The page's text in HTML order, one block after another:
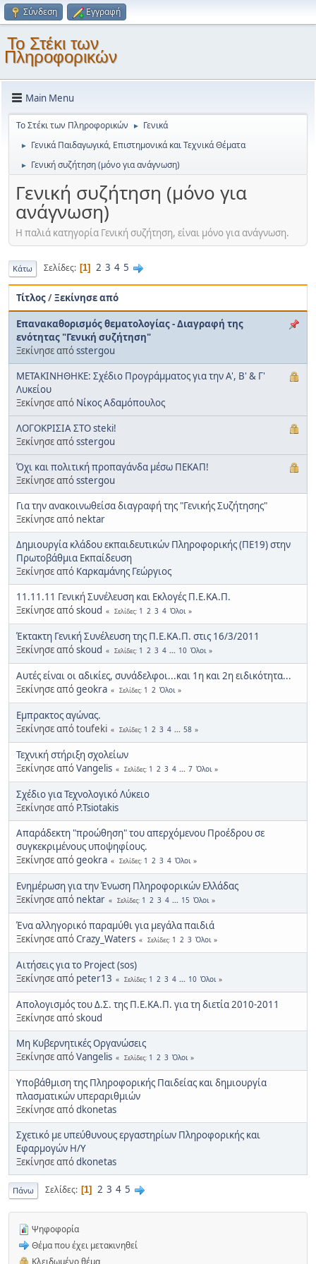
Σύνδεση Εγγραφή
Το Στέκι των
Πληροφορικών
Main Menu
Το Στέκι των Πληροφορικών ► Γενικά
► Γενικά Παιδαγωγικά, Επιστημονικά και Τεχνικά Θέματα
► Γενική συζήτηση (μόνο για ανάγνωση)
Γενική συζήτηση (μόνο για
ανάγνωση)
Η παλιά κατηγορία Γενική συζήτηση, είναι μόνο για ανάγνωση.
Κάτω Σελίδες 1 2 3 4 5
Τίτλος/Ξεκίνησε από
Επανακαθορισμός θεματολογίας - Διαγραφή της
ενότητας "Γενική συζήτηση"
Ξεκίνησε απόsstergou
ΜΕΤΑΚΙΝΗΘΗΚΕ: Σχέδιο Προγράμματος για την Α', Β' & Γ'
Λυκείου
Ξεκίνησε από Νίκος Αδαμόπουλος
ΛΟΓΟΚΡΙΣΙΑ ΣΤΟ steki!
Ξεκίνησε απόsstergou
Όχι και πολιτική προπαγάνδα μέσω ΠΕΚΑΠ!
Ξεκίνησε απόsstergou
Για την ανακοινωθείσα διαγραφή της "Γενικής Συζήτησης"
Ξεκίνησε από nektar
Δημιουργία κλάδου εκπαιδευτικών Πληροφορικής (ΠΕ19) στην
Πρωτοβάθμια Εκπαίδευση
Ξεκίνησε από Καρκαμάνης Γεώργιος
11.11.11 Γενική Συνέλευση και Εκλογές Π.Ε.ΚΑ.Π.
Ξεκίνησε απόskoud Σελίδες 1 2 3 4 Όλοι
Έκτακτη Γενική Συνέλευση της Π.Ε.ΚΑ.Π. στις 16/3/2011
Ξεκίνησε απόskoud Σελίδες 1 2 3 4 ... 10 Όλοι
Αυτές είναι οι αδικίες, συνάδελφοι...και 1η και 2η ειδικότητα...
Ξεκίνησε απόgeokra Σελίδες 1 2 Όλοι
Εμπρακτος αγώνας.
Ξεκίνησε από toufeki
Σελίδες 1 2 3 4 ... 58
Τεχνική στήριξη σχολείων
Ξεκίνησε απόVangelis Σελίδες 1 2 3 4 ... 7 Όλοι
Σχέδιο για Τεχνολογικό Λύκειο
Ξεκίνησε από P.Tsiotakis
Απαράδεκτη "προώθηση" του απερχόμενου Προέδρου σε
συγκεκριμένους υποψηφίους.
Ξεκίνησε απόgeokra Σελίδες 1 2 3 4 Όλοι
Ενημέρωση για την Ένωση Πληροφορικών Ελλάδας
Ξεκίνησε από nektar Σελίδες 1 2 3 4 ... 15 Όλοι
Ένα αλληγορικό παραμύθι για μεγάλα παιδιά
Ξεκίνησε απόCrazy_Waters Σελίδες 1 2 3 Όλοι
Αιτήσεις για το Project (sos)
Ξεκίνησε από peter13 Σελίδες 1 2 3 4 ... 10 Όλοι
Απολογισμός του Δ.Σ. της Π.Ε.ΚΑ.Π. για τη διετία 2010-2011
Ξεκίνησε απόskoud
Μη Κυβερνητικές Οργανώσεις
Ξεκίνησε απόVangelis Σελίδες 1 2 3 Όλοι
Υποβάθμιση της Πληροφορικής Παιδείας και δημιουργία
πλασματικών υπεραριθμιών
Ξεκίνησε απόdkonetas
Σχετικό με υπεύθυνους εργαστηρίων Πληροφορικής και
Εφαρμογών Η/Υ
Ξεκίνησε απόdkonetas
Πάνω Σελίδες 1 2 3 4 5
Ψηφοφορία
Θέμα που έχει μετακινηθεί
Κλειδωμένο θέμα